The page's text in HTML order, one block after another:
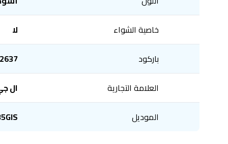
خاصية الشواء
لا
باركود
العلامة التجارية
ال
الموديل